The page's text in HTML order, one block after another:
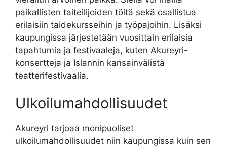
paikallisten taiteilijoiden töitä sekä osallistua
erilaisiin taidekursseihin ja työpajoihin. Lisäksi
kaupungissa järjestetään vuosittain erilaisia
tapahtumia ja festivaaleja, kuten Akureyri-
konsertteja ja Islannin kansainvälistä
teatterifestivaalia.
Ulkoilumahdollisuudet
Akureyri tarjoaa monipuoliset
ulkoilumahdollisuudet niin kaupungissa kuin sen